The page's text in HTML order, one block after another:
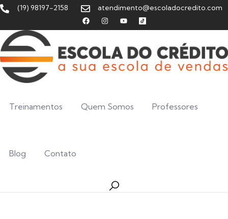
(19) 98197-2158 atendimento@escoladocredito.com
Treinamentos Quem Somos Professores
Blog Contato